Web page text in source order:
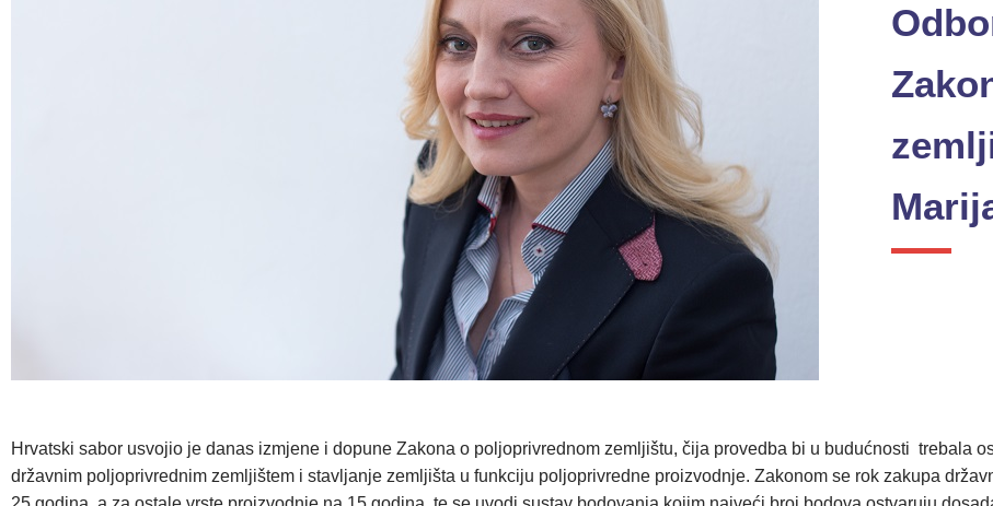
Hrvatski sabor usvojio je danas izmjene i dopune Zakona o poljoprivrednom zemljištu, čija provedba bi u budućnosti trebala
državnim poljoprivrednim zemljištem i stavljanje zemljišta u funkciju poljoprivredne proizvodnje. Zakonom se rok zakupa